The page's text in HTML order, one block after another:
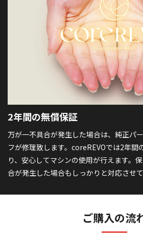
2年間の無償保証
万が一不具合が発生した場合は、純正パ
フが修理致します。coreREVOでは2年間
り、安心してマシンの使用が行えます。
合が発生した場合もしっかりと対応させて
ご購入の流